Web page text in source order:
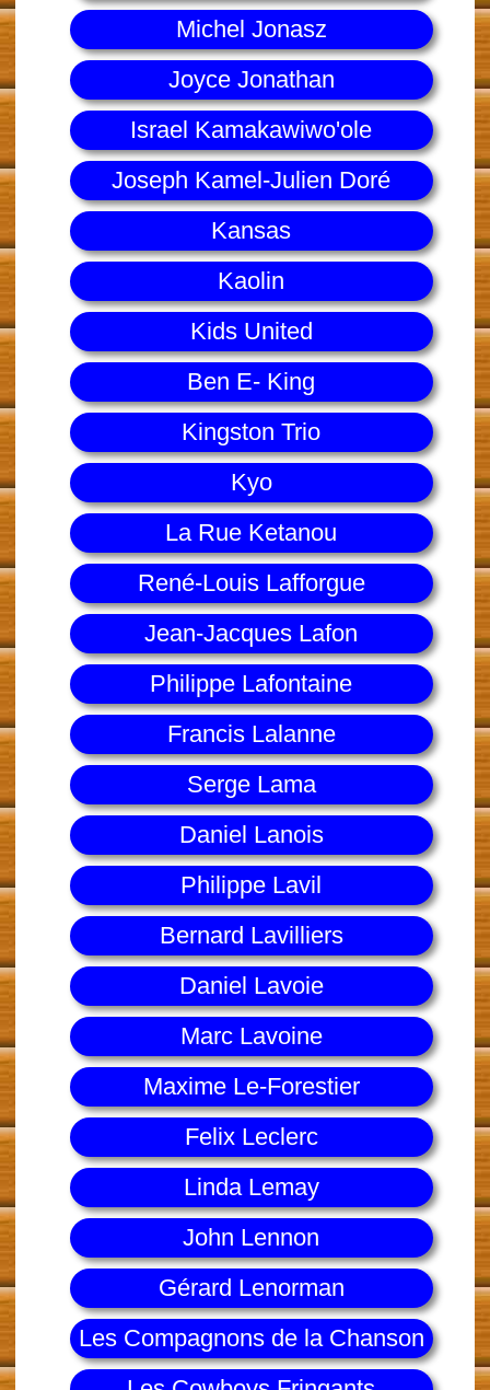
Michel Jonasz
Joyce Jonathan
Israel Kamakawiwo'ole
Joseph Kamel-Julien Doré
Kansas
Kaolin
Kids United
Ben E- King
Kingston Trio
Kyo
La Rue Ketanou
René-Louis Lafforgue
Jean-Jacques Lafon
Philippe Lafontaine
Francis Lalanne
Serge Lama
Daniel Lanois
Philippe Lavil
Bernard Lavilliers
Daniel Lavoie
Marc Lavoine
Maxime Le-Forestier
Felix Leclerc
Linda Lemay
John Lennon
Gérard Lenorman
Les Compagnons de la Chanson